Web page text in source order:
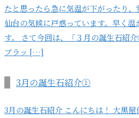
たと思ったら急に気温が下がったり、
仙台の気候に戸惑っています。早く
す。 さて今回は、「３月の誕生石紹
ブラッ […]
3月の誕生石紹介①
3月の誕生石紹介 こんにちは！ 大黒